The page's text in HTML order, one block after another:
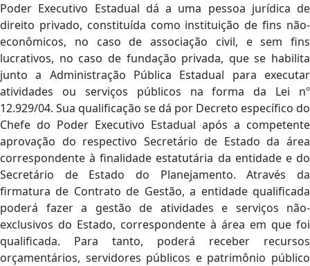
Poder Executivo Estadual dá a uma pessoa jurídica de
direito privado, constituída como instituição de fins não-
econômicos, no caso de associação civil, e sem fins
lucrativos, no caso de fundação privada, que se habilita
junto a Administração Pública Estadual para executar
atividades ou serviços públicos na forma da Lei nº
12.929/04. Sua qualificação se dá por Decreto específico do
Chefe do Poder Executivo Estadual após a competente
aprovação do respectivo Secretário de Estado da área
correspondente à finalidade estatutária da entidade e do
Secretário de Estado do Planejamento. Através da
firmatura de Contrato de Gestão, a entidade qualificada
poderá fazer a gestão de atividades e serviços não-
exclusivos do Estado, correspondente à área em que foi
qualificada. Para tanto, poderá receber recursos
orçamentários, servidores públicos e patrimônio público